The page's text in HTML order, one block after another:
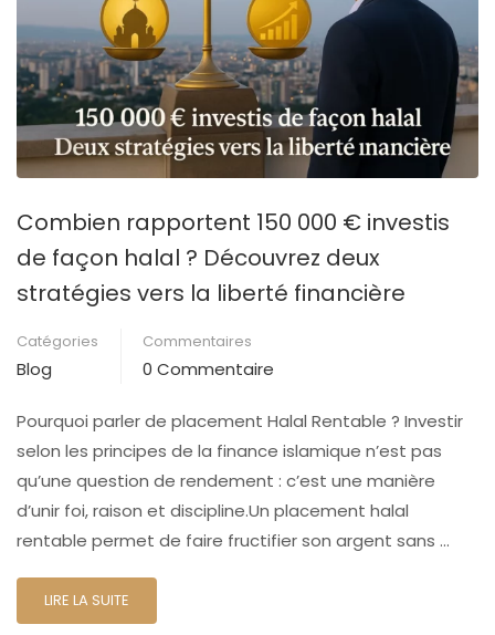
Combien rapportent 150 000 € investis
de façon halal ? Découvrez deux
stratégies vers la liberté financière
Catégories
Blog
Commentaires
0 Commentaire
Pourquoi parler de placement Halal Rentable ? Investir
selon les principes de la finance islamique n’est pas
qu’une question de rendement : c’est une manière
d’unir foi, raison et discipline.Un placement halal
rentable permet de faire fructifier son argent sans …
LIRE LA SUITE